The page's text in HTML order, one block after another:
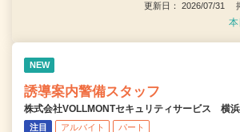
更新日： 2026/07/31
NEW
誘導案内警備スタッフ
株式会社VOLLMONTセキュリティサービス 横浜
注目 アルバイト パート